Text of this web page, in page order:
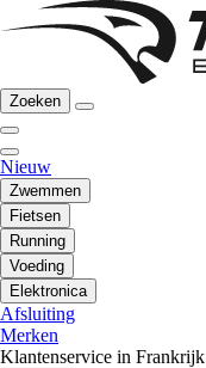
Zoeken
Nieuw
Zwemmen
Fietsen
Running
Voeding
Elektronica
Afsluiting
Merken
Klantenservice in Frankrijk